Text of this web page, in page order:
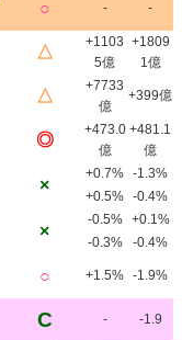
○ - -
△
+1103
5億
+1809
1億
△
+7733
億
+399億
◎
+473.0
億
+481.1
億
×
+0.7% -1.3%
+0.5% -0.4%
×
-0.5%
+0.1%
-0.3%
-0.4%
○ +1.5% -1.9%
C - -1.9